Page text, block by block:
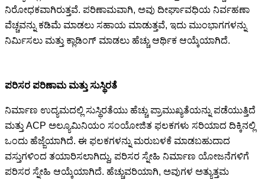
ನಿರೋಧಕವಾಗಿರುತ್ತವೆ. ಪರಿಣಾಮವಾಗಿ, ಅವು ದೀರ್ಘಾವಧಿಯ ನಿರ್ವಹಣಾ
ವೆಚ್ಚವನ್ನು ಕಡಿಮೆ ಮಾಡಲು ಸಹಾಯ ಮಾಡುತ್ತವೆ, ಇದು ಮುಂಭಾಗಗಳನ್ನು
ನಿರ್ಮಿಸಲು ಮತ್ತು ಕ್ಲಾಡಿಂಗ್ ಮಾಡಲು ಹೆಚ್ಚು ಆರ್ಥಿಕ ಆಯ್ಕೆಯಾಗಿದೆ.
ಪರಿಸರ ಪರಿಣಾಮ ಮತ್ತು ಸುಸ್ಥಿರತೆ
ನಿರ್ಮಾಣ ಉದ್ಯಮದಲ್ಲಿ ಸುಸ್ಥಿರತೆಯು ಹೆಚ್ಚು ಪ್ರಾಮುಖ್ಯತೆಯನ್ನು ಪಡೆಯುತ್ತಿದೆ
ಮತ್ತು ACP ಅಲ್ಯೂಮಿನಿಯಂ ಸಂಯೋಜಿತ ಫಲಕಗಳು ಸರಿಯಾದ ದಿಕ್ಕಿನಲ್ಲಿ
ಒಂದು ಹೆಜ್ಜೆಯಾಗಿದೆ. ಈ ಫಲಕಗಳನ್ನು ಮರುಬಳಕೆ ಮಾಡಬಹುದಾದ
ವಸ್ತುಗಳಿಂದ ತಯಾರಿಸಲಾಗಿದ್ದು, ಪರಿಸರ ಸ್ನೇಹಿ ನಿರ್ಮಾಣ ಯೋಜನೆಗಳಿಗೆ
ಪರಿಸರ ಸ್ನೇಹಿ ಆಯ್ಕೆಯಾಗಿದೆ. ಹೆಚ್ಚುವರಿಯಾಗಿ, ಅವುಗಳ ಅತ್ಯುತ್ತಮ